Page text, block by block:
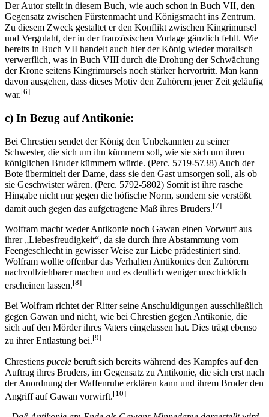
Der Autor stellt in diesem Buch, wie auch schon in Buch VII, den
Gegensatz zwischen Fürstenmacht und Königsmacht ins Zentrum.
Zu diesem Zweck gestaltet er den Konflikt zwischen Kingrimursel
und Vergulaht, der in der französischen Vorlage gänzlich fehlt. Wie
bereits in Buch VII handelt auch hier der König wieder moralisch
verwerflich, was in Buch VIII durch die Drohung der Schwächung
der Krone seitens Kingrimursels noch stärker hervortritt. Man kann
davon ausgehen, dass dieses Motiv den Zuhörern jener Zeit geläufig
war.[6]
c) In Bezug auf Antikonie:
Bei Chrestien sendet der König den Unbekannten zu seiner
Schwester, die sich um ihn kümmern soll, wie sie sich um ihren
königlichen Bruder kümmern würde. (Perc. 5719-5738) Auch der
Bote übermittelt der Dame, dass sie den Gast umsorgen soll, als ob
sie Geschwister wären. (Perc. 5792-5802) Somit ist ihre rasche
Hingabe nicht nur gegen die höfische Norm, sondern sie verstößt
damit auch gegen das aufgetragene Maß ihres Bruders.[7]
Wolfram macht weder Antikonie noch Gawan einen Vorwurf aus
ihrer „Liebesfreudigkeit“, da sie durch ihre Abstammung vom
Feengeschlecht in gewisser Weise zur Liebe prädestiniert sind.
Wolfram wollte offenbar das Verhalten Antikonies den Zuhörern
nachvollziehbarer machen und es deutlich weniger unschicklich
erscheinen lassen.[8]
Bei Wolfram richtet der Ritter seine Anschuldigungen ausschließlich
gegen Gawan und nicht, wie bei Chrestien gegen Antikonie, die
sich auf den Mörder ihres Vaters eingelassen hat. Dies trägt ebenso
zu ihrer Entlastung bei.[9]
Chrestiens pucele beruft sich bereits während des Kampfes auf den
Auftrag ihres Bruders, im Gegensatz zu Antikonie, die sich erst nach
der Anordnung der Waffenruhe erklären kann und ihrem Bruder den
Angriff auf Gawan vorwirft.[10]